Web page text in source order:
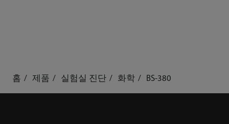
홈 제품 실험실 진단 화학 BS-380